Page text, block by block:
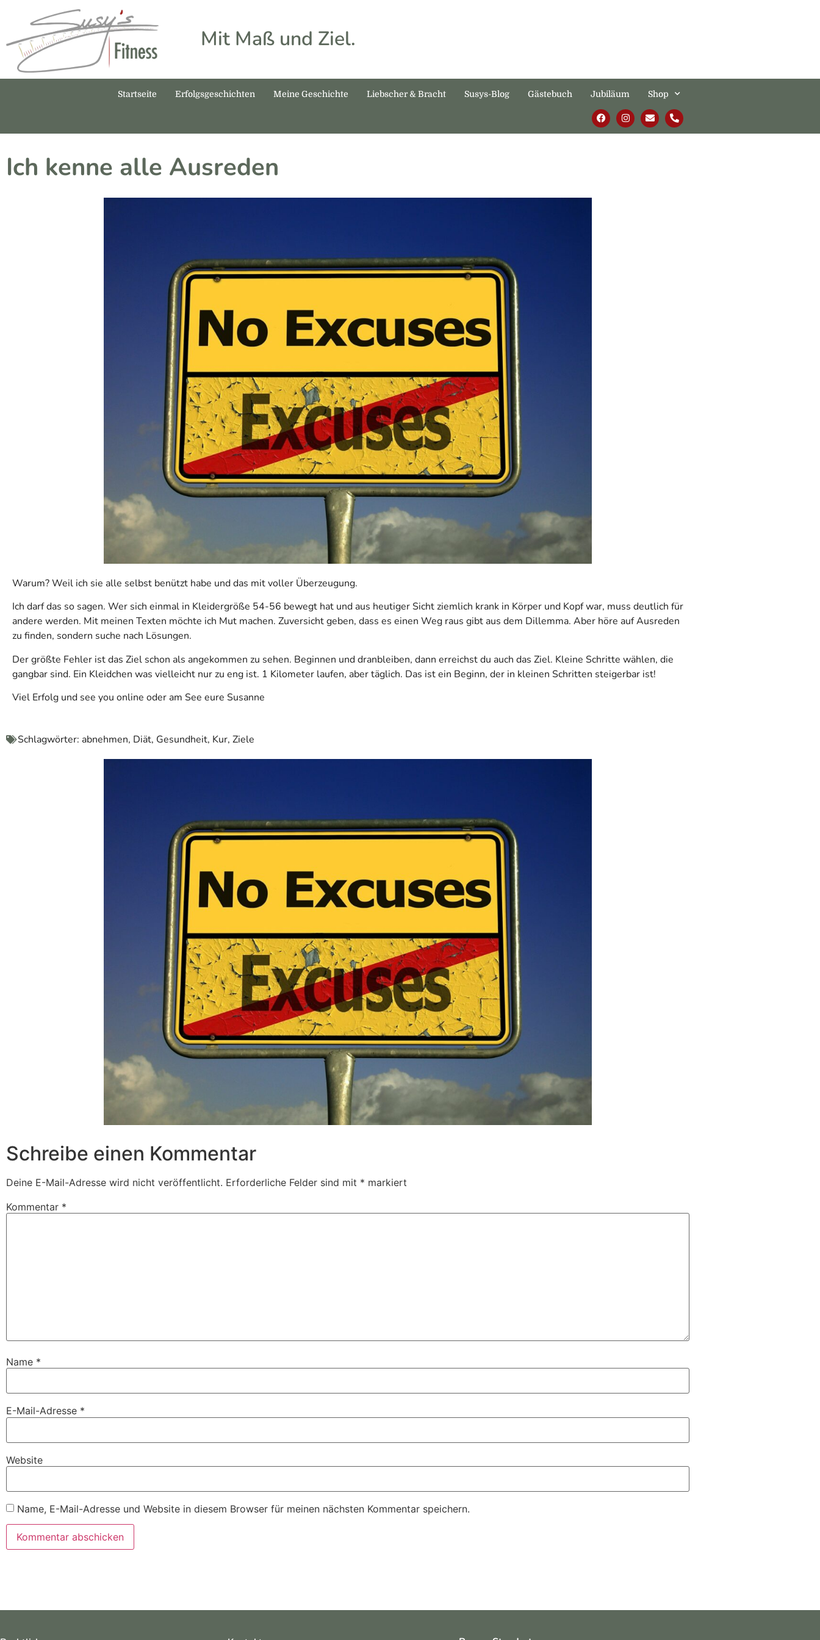
Mit Maß und Ziel.
Startseite Erfolgsgeschichten Meine Geschichte Liebscher & Bracht Susys-Blog Gästebuch Jubiläum Shop
Ich kenne alle Ausreden
Warum? Weil ich sie alle selbst benützt habe und das mit voller Überzeugung.
Ich darf das so sagen. Wer sich einmal in Kleidergröße 54-56 bewegt hat und aus heutiger Sicht ziemlich krank in Körper und Kopf war, muss deutlich für
andere werden. Mit meinen Texten möchte ich Mut machen. Zuversicht geben, dass es einen Weg raus gibt aus dem Dillemma. Aber höre auf Ausreden
zu finden, sondern suche nach Lösungen.
Der größte Fehler ist das Ziel schon als angekommen zu sehen. Beginnen und dranbleiben, dann erreichst du auch das Ziel. Kleine Schritte wählen, die
gangbar sind. Ein Kleidchen was vielleicht nur zu eng ist. 1 Kilometer laufen, aber täglich. Das ist ein Beginn, der in kleinen Schritten steigerbar ist!
Viel Erfolg und see you online oder am See eure Susanne
Schlagwörter: abnehmen, Diät, Gesundheit, Kur, Ziele
Schreibe einen Kommentar
Deine E-Mail-Adresse wird nicht veröffentlicht. Erforderliche Felder sind mit * markiert
Kommentar *
Name *
E-Mail-Adresse *
Website
Name, E-Mail-Adresse und Website in diesem Browser für meinen nächsten Kommentar speichern.